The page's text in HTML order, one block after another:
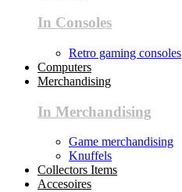
In Consoles
Retro gaming consoles
Computers
Merchandising
In Merchandising
Game merchandising
Knuffels
Collectors Items
Accesoires